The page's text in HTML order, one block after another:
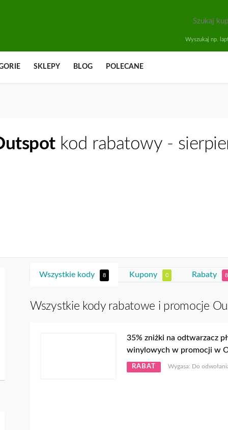
Wyszukaj np.
SKLEPY BLOG POLECANE
kod rabatowy -
Wszystkie kody 8 Kupony 0 Rabaty 8
Wszystkie kody rabatowe i promocje
35% zniżki na odtwarzacz
winylowych w promocji w
RABAT Wygasa: Do